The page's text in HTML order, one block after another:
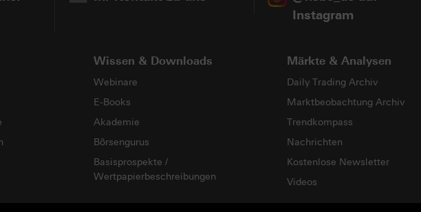
Instagram
Wissen & Downloads
Webinare
E-Books
Akademie
Börsengurus
Basisprospekte /
Wertpapierbeschreibungen
Märkte & Analysen
Daily Trading Archiv
Marktbeobachtung Archiv
Trendkompass
Nachrichten
Kostenlose Newsletter
Videos